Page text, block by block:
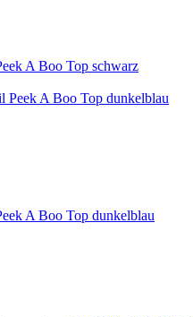
A Boo Top schwarz
A Boo Top dunkelblau